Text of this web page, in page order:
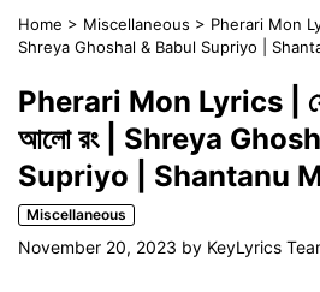
Home > Miscellaneous > Pherari Mon
Shreya Ghoshal & Babul Supriyo |
Pherari Mon Lyrics |
আলো রং | Shreya
Supriyo | Shantanu
Miscellaneous
November 20, 2023 by KeyLyrics